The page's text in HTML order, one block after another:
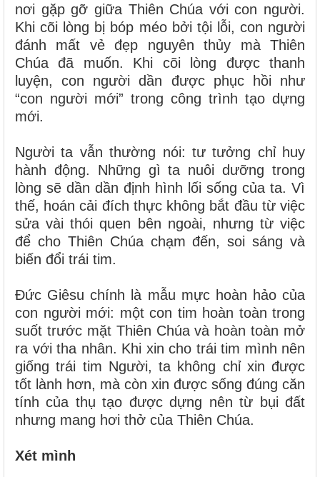
nơi gặp gỡ giữa Thiên Chúa với con người.
Khi cõi lòng bị bóp méo bởi tội lỗi, con người
đánh mất vẻ đẹp nguyên thủy mà Thiên
Chúa đã muốn. Khi cõi lòng được thanh
luyện, con người dần được phục hồi như
“con người mới” trong công trình tạo dựng
mới.
Người ta vẫn thường nói: tư tưởng chỉ huy
hành động. Những gì ta nuôi dưỡng trong
lòng sẽ dần dần định hình lối sống của ta. Vì
thế, hoán cải đích thực không bắt đầu từ việc
sửa vài thói quen bên ngoài, nhưng từ việc
để cho Thiên Chúa chạm đến, soi sáng và
biến đổi trái tim.
Đức Giêsu chính là mẫu mực hoàn hảo của
con người mới: một con tim hoàn toàn trong
suốt trước mặt Thiên Chúa và hoàn toàn mở
ra với tha nhân. Khi xin cho trái tim mình nên
giống trái tim Người, ta không chỉ xin được
tốt lành hơn, mà còn xin được sống đúng căn
tính của thụ tạo được dựng nên từ bụi đất
nhưng mang hơi thở của Thiên Chúa.
Xét mình